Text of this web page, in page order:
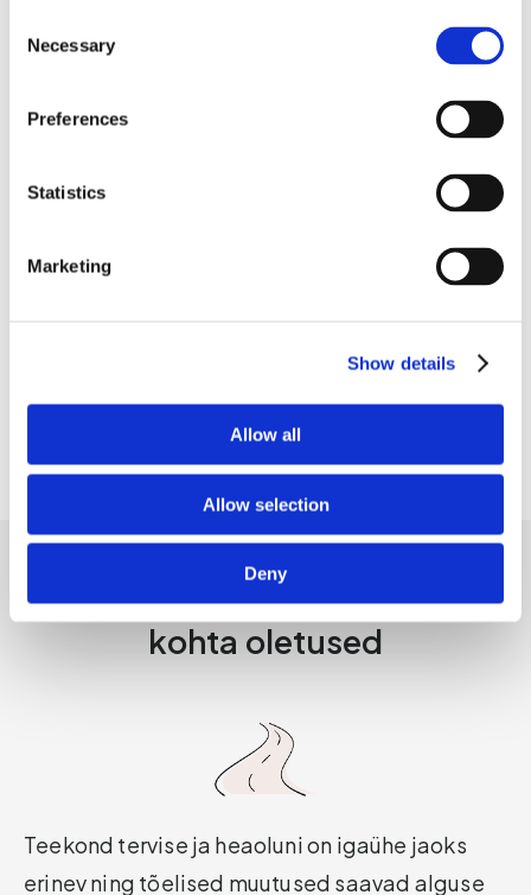
Selection
Necessary
Preferences
Statistics
Marketing
Show details
Allow all
Allow selection
Deny
Pange oma tuleviku tervis
praeguse elustiili konteksti ja suunduge
Lõpetage tervislikuma eluviisi
kohta oletused
Teekond tervise ja heaoluni on igaühe jaoks
erinev ning tõelised muutused saavad alguse